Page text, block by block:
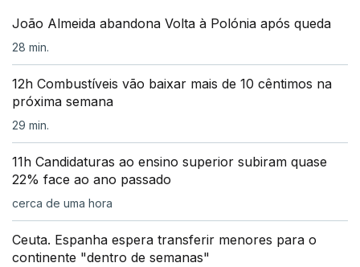
João Almeida abandona Volta à Polónia após queda
28 min.
12h Combustíveis vão baixar mais de 10 cêntimos na
próxima semana
29 min.
11h Candidaturas ao ensino superior subiram quase
22% face ao ano passado
cerca de uma hora
Ceuta. Espanha espera transferir menores para o
continente "dentro de semanas"